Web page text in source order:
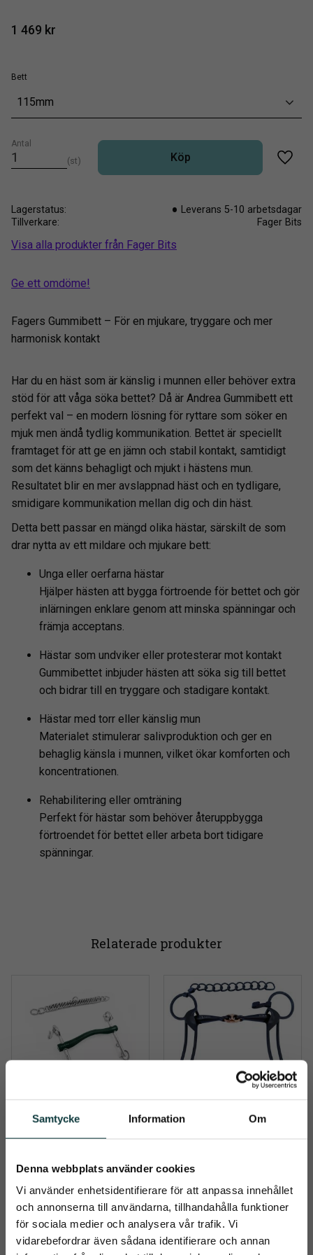
Samtycke Information Om
Denna webbplats använder cookies
Vi använder enhetsidentifierare för att anpassa innehållet
och annonserna till användarna, tillhandahålla funktioner
för sociala medier och analysera vår trafik. Vi
vidarebefordrar även sådana identifierare och annan
1 469 kr
Bett
115mm
Antal
st Köp
Lägg
Lagerstatus
Leverans 5-10 arbetsdagar
Tillverkare
Fager Bits
Visa alla produkter från Fager Bits
Ge ett omdöme!
Fagers Gummibett – För en mjukare, tryggare och mer
harmonisk kontakt
Har du en häst som är känslig i munnen eller behöver extra
stöd för att våga söka bettet? Då är Andrea Gummibett ett
perfekt val – en modern lösning för ryttare som söker en
mjuk men ändå tydlig kommunikation. Bettet är speciellt
framtaget för att ge en jämn och stabil kontakt, samtidigt
som det känns behagligt och mjukt i hästens mun.
Resultatet blir en mer avslappnad häst och en tydligare,
smidigare kommunikation mellan dig och din häst.
Detta bett passar en mängd olika hästar, särskilt de som
drar nytta av ett mildare och mjukare bett:
Unga eller oerfarna hästar
Hjälper hästen att bygga förtroende för bettet och gör
inlärningen enklare genom att minska spänningar och
främja acceptans.
Hästar som undviker eller protesterar mot kontakt
Gummibettet inbjuder hästen att söka sig till bettet
och bidrar till en tryggare och stadigare kontakt.
Hästar med torr eller känslig mun
Materialet stimulerar salivproduktion och ger en
behaglig känsla i munnen, vilket ökar komforten och
koncentrationen.
Rehabilitering eller omträning
Perfekt för hästar som behöver återuppbygga
förtroendet för bettet eller arbeta bort tidigare
spänningar.
Relaterade produkter
mängd olika hästar, särskilt
de som drar nytta av ett
mildare och mjukare bett
1 469kr
Lägg till i önskelista
Info
tredelad mundel, där
mittdelen är av koppar
1 590kr
Info